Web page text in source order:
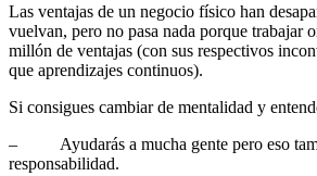
Las ventajas de un negocio físico han
vuelvan, pero no pasa nada porque trabajar
millón de ventajas (con sus respectivos
que aprendizajes continuos).
Si consigues cambiar de mentalidad y
– Ayudarás a mucha gente pero eso
responsabilidad.